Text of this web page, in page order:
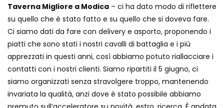
Taverna Migliore a Modica – ci ha dato modo di riflettere
su quello che è stato fatto e su quello che si doveva fare.
Ci siamo dati da fare con delivery e asporto, proponendo i
piatti che sono stati i nostri cavalli di battaglia e i più
apprezzati in questi anni, così abbiamo potuto riallacciare i
contatti con i nostri clienti. Siamo ripartiti il 5 giugno, ci
siamo organizzati senza stravolgere troppo, mantenendo
invariata la qualità, anzi dove è stato possibile abbiamo